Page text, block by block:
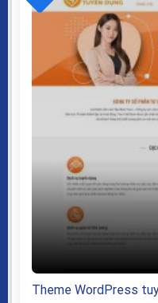
Theme WordPress